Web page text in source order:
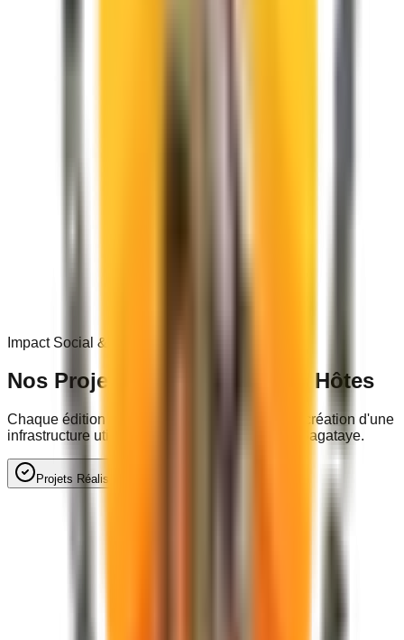
Impact Social & Communautaire
Nos Projets dans les Villages Hôtes
Chaque édition du festival finance en retour la création d'une
infrastructure utile aux populations locales du Bagataye.
Projets Réalisés